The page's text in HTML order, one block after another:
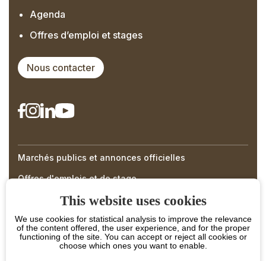
Agenda
Offres d’emploi et stages
Nous contacter
Right
Footer
Marchés publics et annonces officielles
Offres d'emplois et de stage
This website uses cookies
We use cookies for statistical analysis to improve the relevance
of the content offered, the user experience, and for the proper
functioning of the site. You can accept or reject all cookies or
choose which ones you want to enable.